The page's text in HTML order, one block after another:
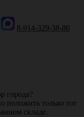
8-914-329-38-80
города?
положить только тот
складе.